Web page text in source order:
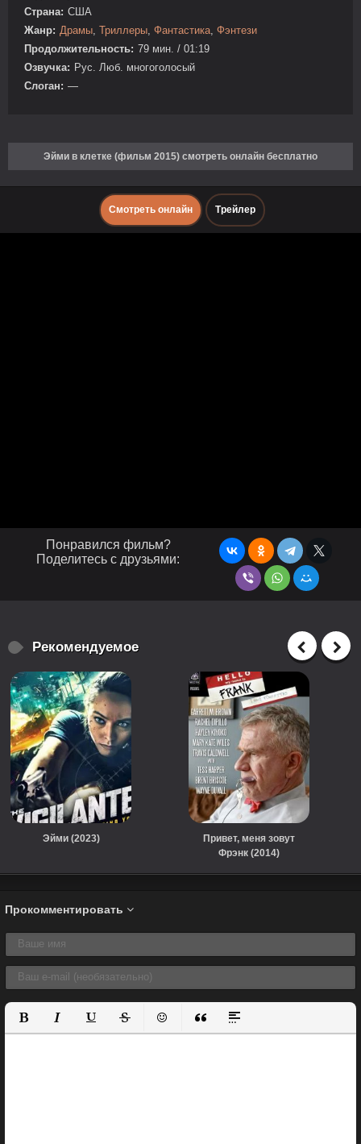
Страна: США
Жанр: Драмы Триллеры Фантастика Фэнтези
Продолжительность: 79 мин. / 01:19
Озвучка: Рус. Люб. многоголосый
Слоган: —
Эйми в клетке (фильм 2015) смотреть онлайн бесплатно
Смотреть онлайн Трейлер
Понравился фильм?
Поделитесь с друзьями:
Рекомендуемое
Эйми (2023)
Привет, меня зовут
Фрэнк (2014)
Прокомментировать
Полужирный
КурсивПодчеркнутый
ЗачеркнутыйВставить смайлик
Вставка цитаты
Вставка спойлера